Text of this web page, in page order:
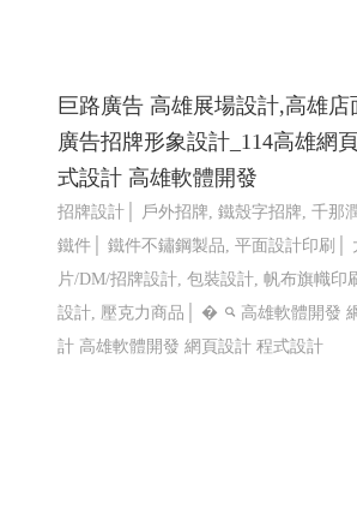
巨路廣告 高雄展場設計,高雄店
廣告招牌形象設計_114高雄網
式設計 高雄軟體開發
招牌設計│ 戶外招牌, 鐵殼字招牌, 千那
鐵件│ 鐵件不鏽鋼製品, 平面設計印刷│
片/DM/招牌設計, 包裝設計, 帆布旗幟印
設計, 壓克力商品│ �
高雄軟體開發
計 高雄軟體開發 網頁設計 程式設計